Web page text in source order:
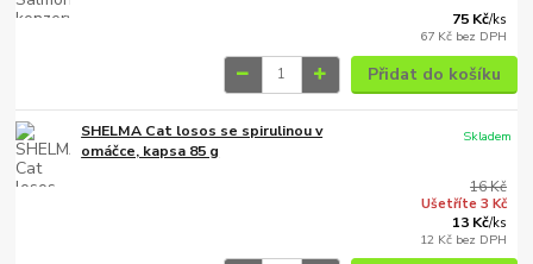
75 Kč/ks
67 Kč bez DPH
Přidat do košíku
SHELMA Cat losos se spirulinou v
omáčce, kapsa 85 g
16 Kč
Ušetříte 3 Kč
13 Kč/ks
12 Kč bez DPH
Skladem